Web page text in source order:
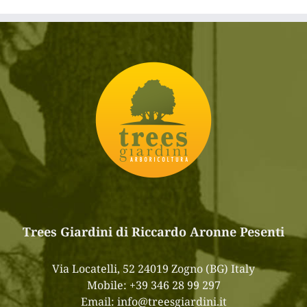
Trees Giardini di Riccardo Aronne Pesenti
Via Locatelli, 52 24019 Zogno (BG) Italy
Mobile: +39 346 28 99 297
Email: info@treesgiardini.it